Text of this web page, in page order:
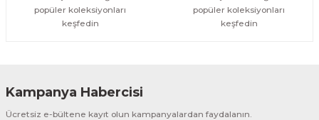
popüler koleksiyonları
keşfedin
popüler koleksiyonları
keşfedin
Kampanya Habercisi
Ücretsiz e-bültene kayıt olun kampanyalardan faydalanın.